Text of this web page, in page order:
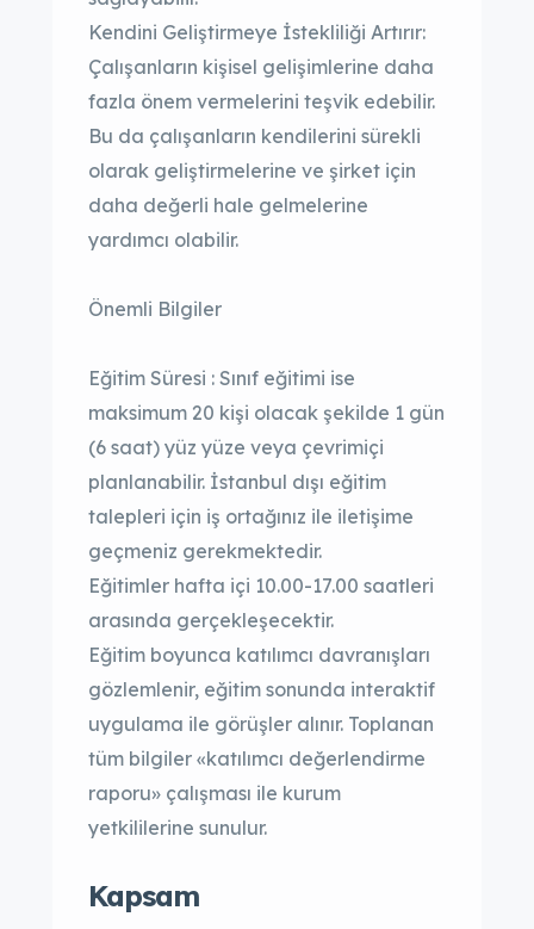
Kendini Geliştirmeye İstekliliği Artırır:
Çalışanların kişisel gelişimlerine daha
fazla önem vermelerini teşvik edebilir.
Bu da çalışanların kendilerini sürekli
olarak geliştirmelerine ve şirket için
daha değerli hale gelmelerine
yardımcı olabilir.
Önemli Bilgiler
Eğitim Süresi : Sınıf eğitimi ise
maksimum 20 kişi olacak şekilde 1 gün
(6 saat) yüz yüze veya çevrimiçi
planlanabilir. İstanbul dışı eğitim
talepleri için iş ortağınız ile iletişime
geçmeniz gerekmektedir.
Eğitimler hafta içi 10.00-17.00 saatleri
arasında gerçekleşecektir.
Eğitim boyunca katılımcı davranışları
gözlemlenir, eğitim sonunda interaktif
uygulama ile görüşler alınır. Toplanan
tüm bilgiler «katılımcı değerlendirme
raporu» çalışması ile kurum
yetkililerine sunulur.
Kapsam